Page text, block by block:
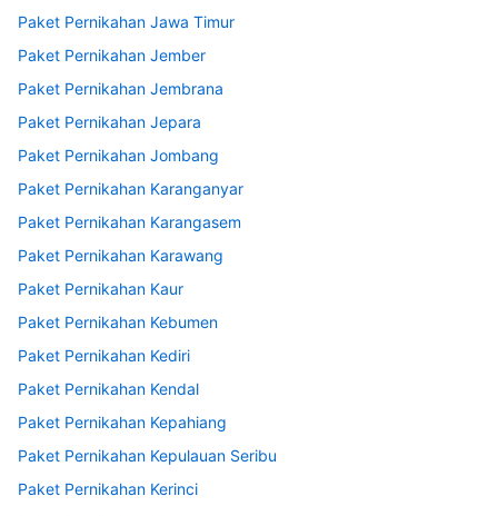
Paket Pernikahan Jawa Timur
Paket Pernikahan Jember
Paket Pernikahan Jembrana
Paket Pernikahan Jepara
Paket Pernikahan Jombang
Paket Pernikahan Karanganyar
Paket Pernikahan Karangasem
Paket Pernikahan Karawang
Paket Pernikahan Kaur
Paket Pernikahan Kebumen
Paket Pernikahan Kediri
Paket Pernikahan Kendal
Paket Pernikahan Kepahiang
Paket Pernikahan Kepulauan Seribu
Paket Pernikahan Kerinci